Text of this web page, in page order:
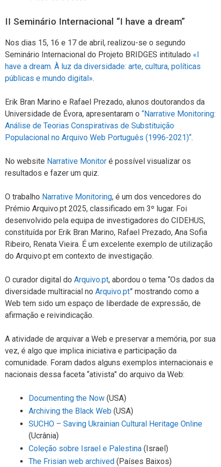
II Seminário Internacional “I have a dream”
Nos dias 15, 16 e 17 de abril, realizou-se o segundo
Seminário Internacional do Projeto BRIDGES intitulado «I
have a dream. À luz da diversidade: arte, cultura, políticas
públicas e mundo digital».
Erik Bran Marino e Rafael Prezado, alunos doutorandos da
Universidade de Évora, apresentaram o “Narrative Monitoring:
Análise de Teorias Conspirativas de Substituição
Populacional no Arquivo Web Português (1996-2021)“.
No website Narrative Monitor é possível visualizar os
resultados e fazer um quiz.
O trabalho Narrative Monitoring, é um dos vencedores do
Prémio Arquivo.pt 2025, classificado em 3º lugar. Foi
desenvolvido pela equipa de investigadores do CIDEHUS,
constituída por Erik Bran Marino, Rafael Prezado, Ana Sofia
Ribeiro, Renata Vieira. É um excelente exemplo de utilização
do Arquivo.pt em contexto de investigação.
O curador digital do Arquivo.pt, abordou o tema “Os dados da
diversidade multiracial no Arquivo.pt” mostrando como a
Web tem sido um espaço de liberdade de expressão, de
afirmação e reivindicação.
A atividade de arquivar a Web e preservar a memória, por sua
vez, é algo que implica iniciativa e participação da
comunidade. Foram dados alguns exemplos internacionais e
nacionais dessa faceta “ativista” do arquivo da Web:
Documenting the Now (USA)
Archiving the Black Web (USA)
SUCHO – Saving Ukrainian Cultural Heritage Online
(Ucrânia)
Coleção sobre Israel e Palestina (Israel)
The Frisian web archived (Países Baixos)